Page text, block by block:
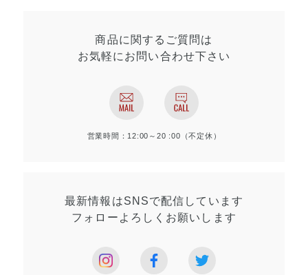
商品に関するご質問は
お気軽にお問い合わせ下さい
営業時間：12:00～20 :00（不定休）
最新情報はSNSで配信しています
フォローよろしく お願いします